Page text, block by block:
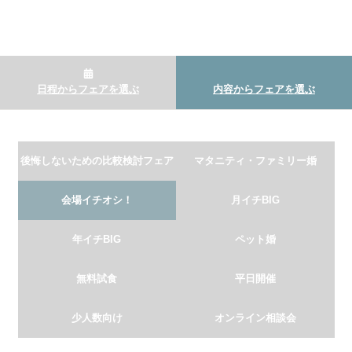
日程からフェアを選ぶ 内容からフェアを選ぶ
後悔しないための比較検討フェア マタニティ・ファミリー婚
会場イチオシ！ 月イチBIG
年イチBIG ペット婚
無料試食 平日開催
少人数向け オンライン相談会